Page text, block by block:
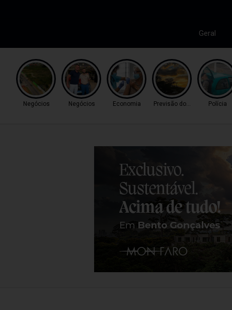
Geral
Negócios Negócios Economia Previsão do Tempo Polícia